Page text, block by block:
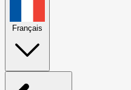
Français